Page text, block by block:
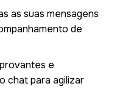
as suas mensagens
de
e
chat para agilizar